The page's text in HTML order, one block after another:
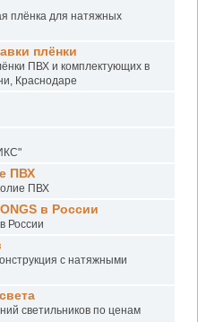
плёнка для натяжных
плёнки
ПВХ и комплектующих в
Краснодаре
ПВХ
ПВХ
в России
России
с натяжными
светильников по ценам